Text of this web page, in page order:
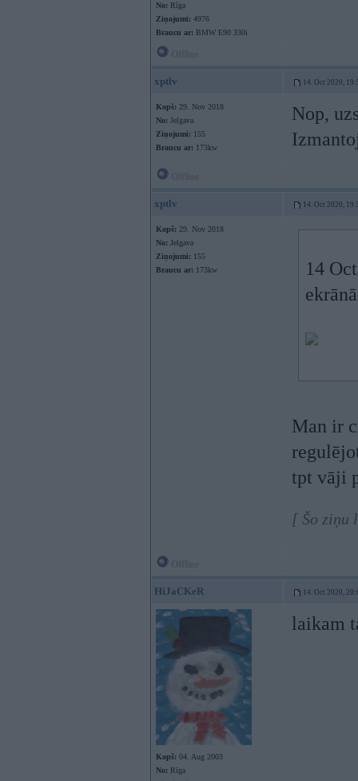
No: Rīga
Ziņojumi: 4976
Braucu ar: BMW E90 330i
xptlv 14. Oct 2020,
Kopš: 29. Nov 2018
No: Jelgava
Ziņojumi: 155
Braucu ar: 173kw
Nop,
xptlv 14. Oct 2020,
Kopš: 29. Nov 2018
No: Jelgava
Ziņojumi: 155
Braucu ar: 173kw
14
Man ir
tpt vāji
[ Šo ziņu
HiJaCKeR 14. Oct 2020,
Kopš: 04. Aug 2003
No: Rīga
laikam